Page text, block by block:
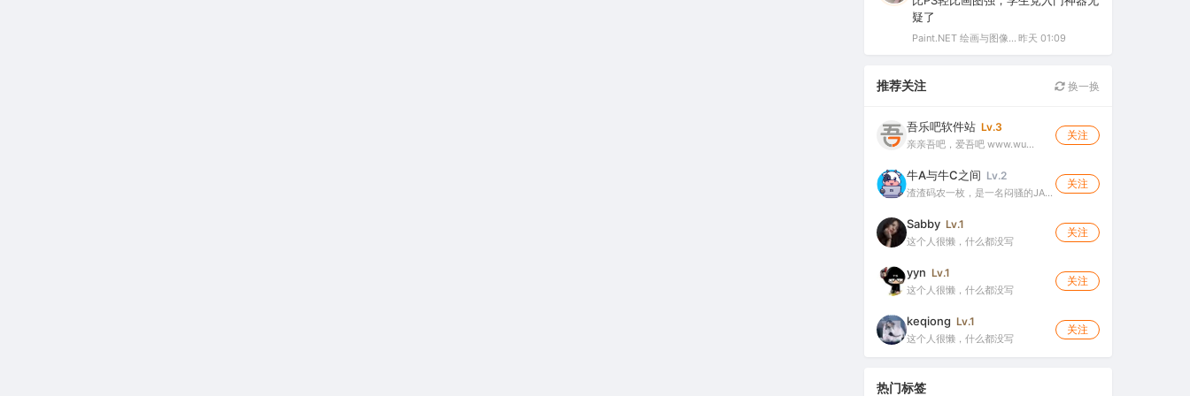
疑了
Paint.NET 绘画与图像处理软件 v5.1.12 官方版（Windows 免费开源图像编辑工具） 昨天 01:09
推荐关注 换一换
吾乐吧软件站 Lv.3
亲亲吾吧，爱吾吧 www.wu…
关注
牛A与牛C之间 Lv.2
渣渣码农一枚，是一名闷骚的JA…
关注
Sabby Lv.1
这个人很懒，什么都没写
关注
yyn Lv.1
这个人很懒，什么都没写
关注
keqiong Lv.1
这个人很懒，什么都没写
关注
热门标签